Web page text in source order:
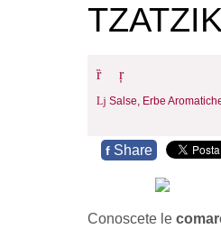
Salse, Erbe
f Share
Conoscete le